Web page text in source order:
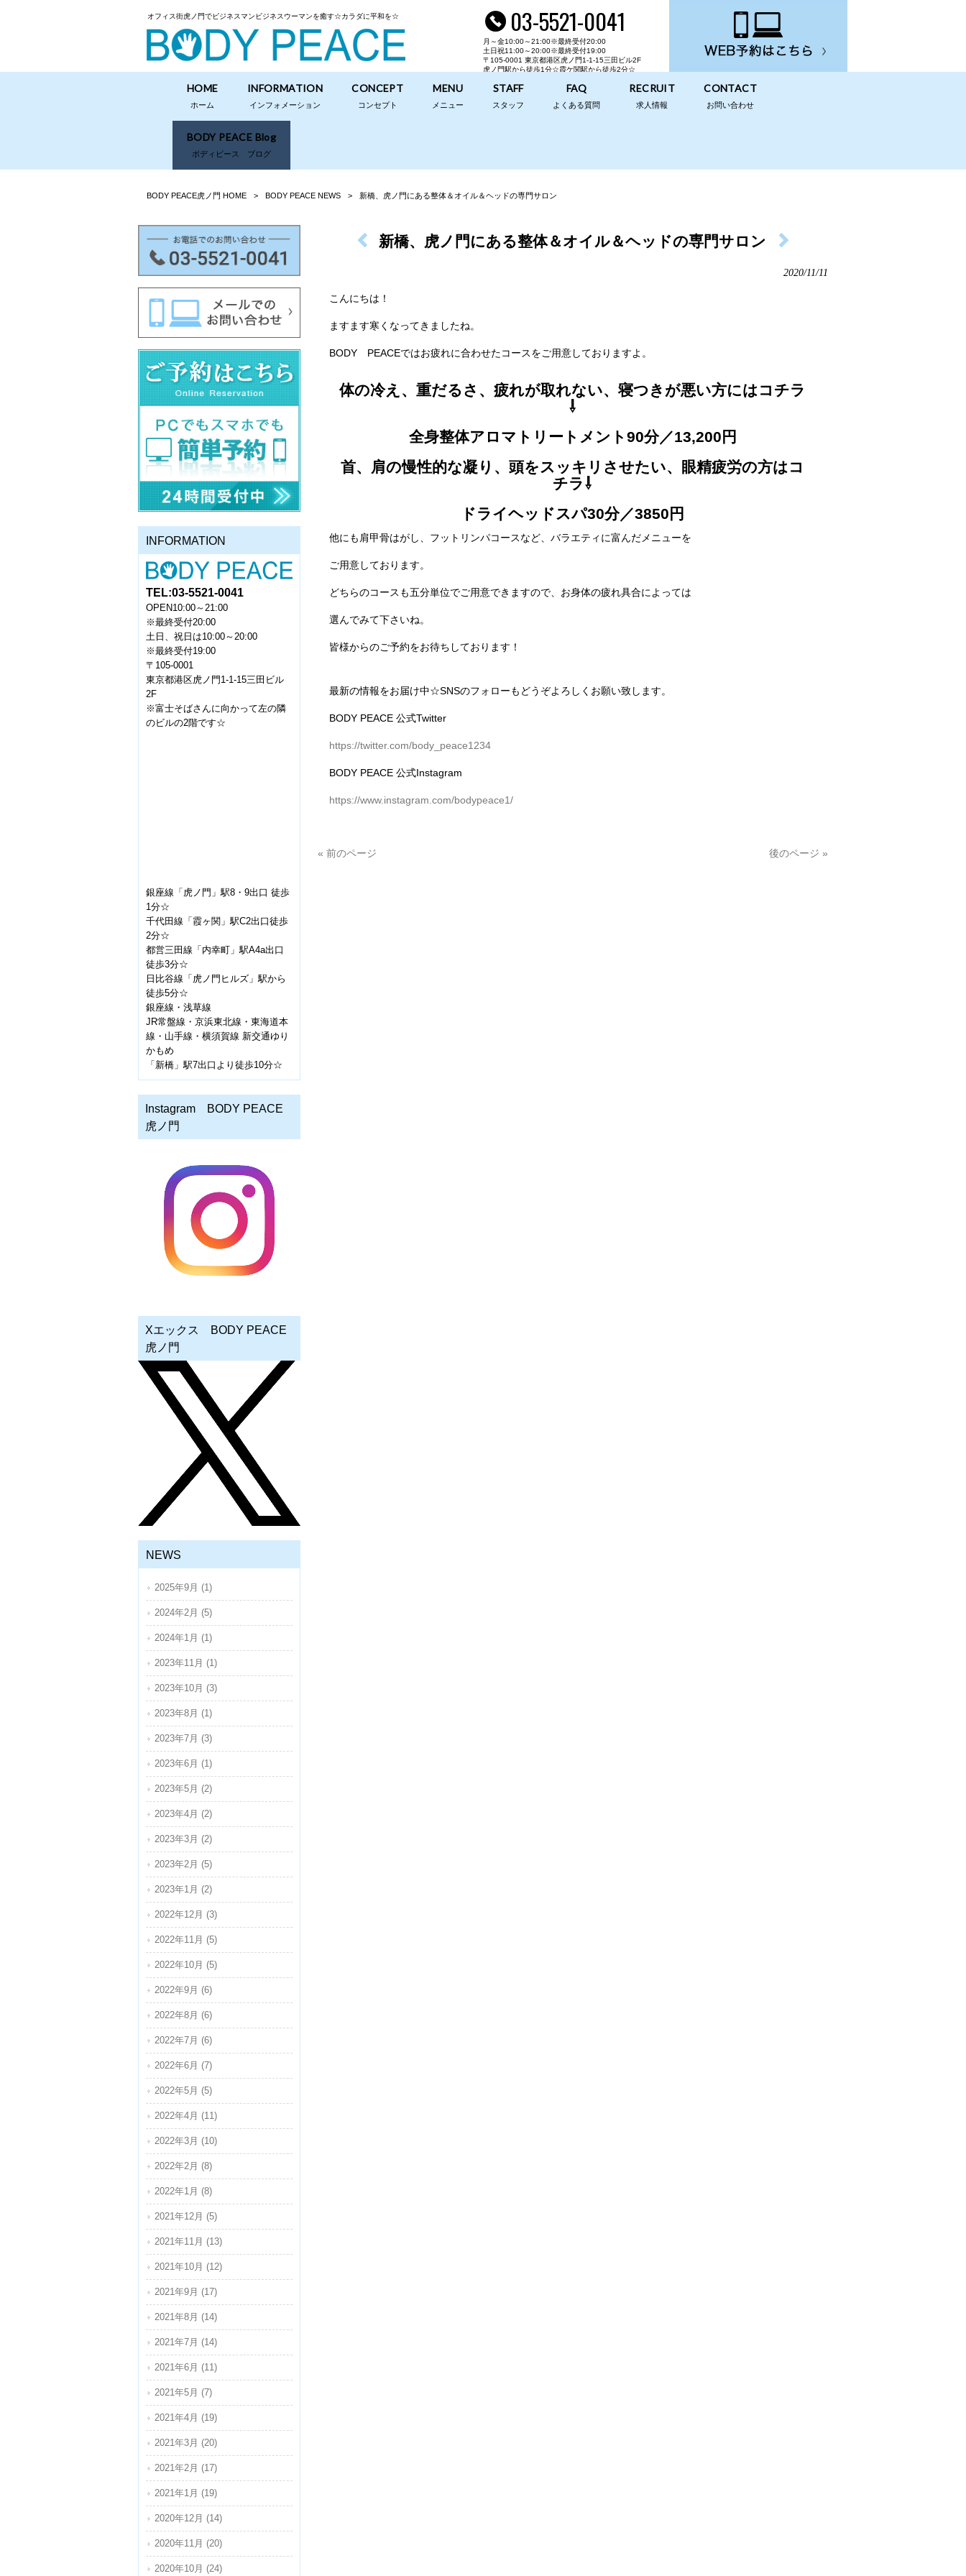
オフィス街虎ノ門でビジネスマンビジネスウーマンを癒す☆カラダに平和を☆ 03-5521-0041
月～金10:00～21:00※最終受付20:00
土日祝11:00～20:00※最終受付19:00
〒105-0001 東京都港区虎ノ門1-1-15三田ビル2F
虎ノ門駅から徒歩1分☆霞ケ関駅から徒歩2分☆
HOME
ホーム
INFORMATION
インフォメーション
CONCEPT
コンセプト
MENU
メニュー
STAFF
スタッフ
FAQ
よくある質問
RECRUIT
求人情報
CONTACT
お問い合わせ
BODY PEACE Blog
ボディピース ブログ
BODY PEACE虎ノ門 HOME > BODY PEACE NEWS > 新橋、虎ノ門にある整体＆オイル＆ヘッドの専門サロン
新橋、虎ノ門にある整体＆オイル＆ヘッドの専門サロン
2020/11/11
こんにちは！
ますます寒くなってきましたね。
BODY PEACEではお疲れに合わせたコースをご用意しておりますよ。
体の冷え、重だるさ、疲れが取れない、寝つきが悪い方にはコチラ
⇩
全身整体アロマトリートメント90分／13,200円
首、肩の慢性的な凝り、頭をスッキリさせたい、眼精疲労の方はコ
チラ⇩
ドライヘッドスパ30分／3850円
他にも肩甲骨はがし、フットリンパコースなど、バラエティに富んだメニューを
ご用意しております。
どちらのコースも五分単位でご用意できますので、お身体の疲れ具合によっては
選んでみて下さいね。
皆様からのご予約をお待ちしております！
最新の情報をお届け中☆SNSのフォローもどうぞよろしくお願い致します。
BODY PEACE 公式Twitter
https://twitter.com/body_peace1234
BODY PEACE 公式Instagram
https://www.instagram.com/bodypeace1/
« 前のページ 後のページ »
INFORMATION
TEL:03-5521-0041
OPEN10:00～21:00
※最終受付20:00
土日、祝日は10:00～20:00
※最終受付19:00
〒105-0001
東京都港区虎ノ門1-1-15三田ビル
2F
※富士そばさんに向かって左の隣
のビルの2階です☆
銀座線「虎ノ門」駅8・9出口 徒歩
1分☆
千代田線「霞ヶ関」駅C2出口徒歩
2分☆
都営三田線「内幸町」駅A4a出口
徒歩3分☆
日比谷線「虎ノ門ヒルズ」駅から
徒歩5分☆
銀座線・浅草線
JR常盤線・京浜東北線・東海道本
線・山手線・横須賀線 新交通ゆり
かもめ
「新橋」駅7出口より徒歩10分☆
Instagram BODY PEACE
虎ノ門
Xエックス BODY PEACE
虎ノ門
NEWS
2025年9月 (1)
2024年2月 (5)
2024年1月 (1)
2023年11月 (1)
2023年10月 (3)
2023年8月 (1)
2023年7月 (3)
2023年6月 (1)
2023年5月 (2)
2023年4月 (2)
2023年3月 (2)
2023年2月 (5)
2023年1月 (2)
2022年12月 (3)
2022年11月 (5)
2022年10月 (5)
2022年9月 (6)
2022年8月 (6)
2022年7月 (6)
2022年6月 (7)
2022年5月 (5)
2022年4月 (11)
2022年3月 (10)
2022年2月 (8)
2022年1月 (8)
2021年12月 (5)
2021年11月 (13)
2021年10月 (12)
2021年9月 (17)
2021年8月 (14)
2021年7月 (14)
2021年6月 (11)
2021年5月 (7)
2021年4月 (19)
2021年3月 (20)
2021年2月 (17)
2021年1月 (19)
2020年12月 (14)
2020年11月 (20)
2020年10月 (24)